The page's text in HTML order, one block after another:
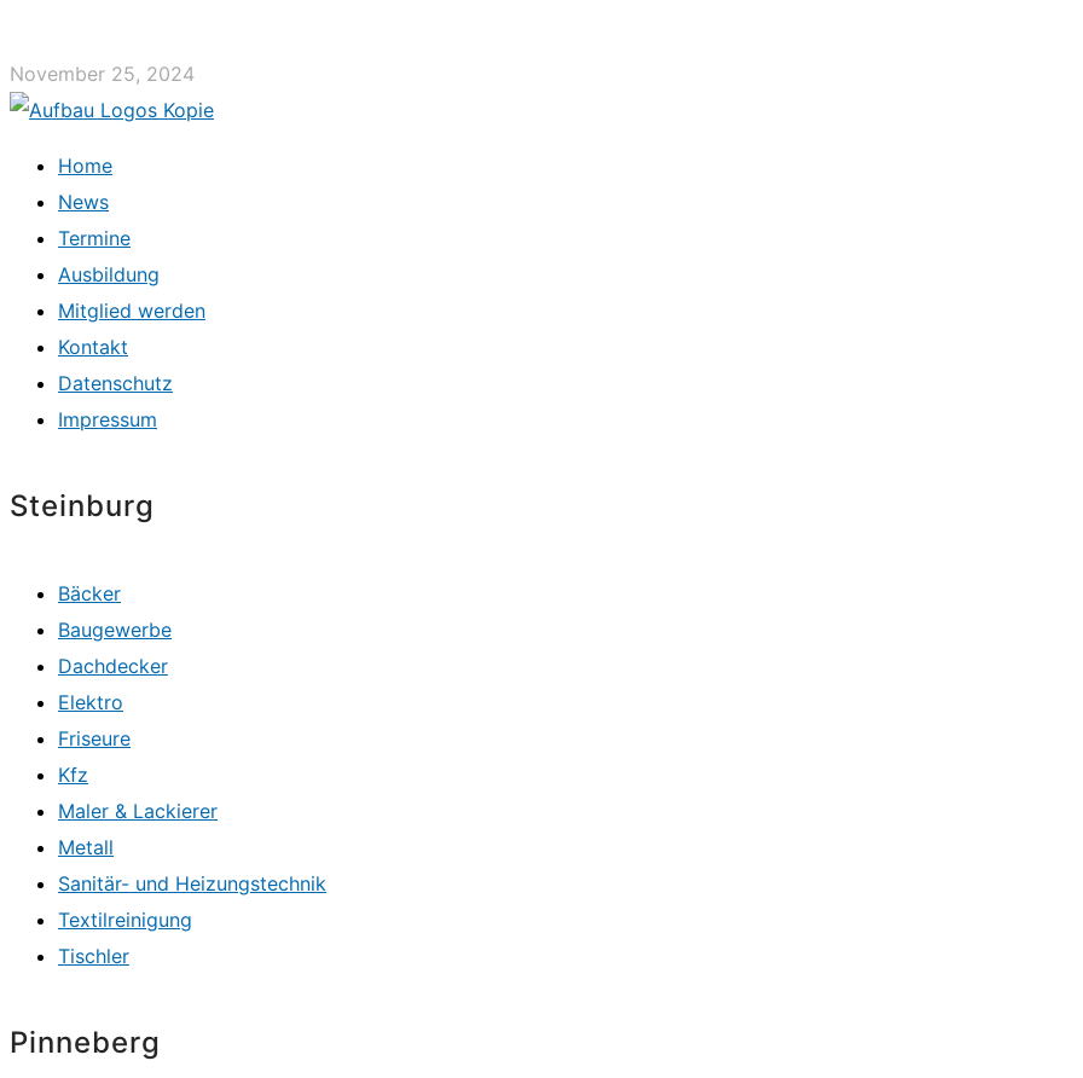
November 25, 2024
Home
News
Termine
Ausbildung
Mitglied werden
Kontakt
Datenschutz
Impressum
Steinburg
Bäcker
Baugewerbe
Dachdecker
Elektro
Friseure
Kfz
Maler & Lackierer
Metall
Sanitär- und Heizungstechnik
Textilreinigung
Tischler
Pinneberg